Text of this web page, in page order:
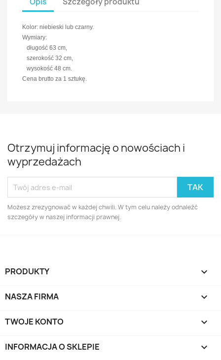
Kolor: niebieski lub czarny.
Wymiary:
długość 63 cm,
szerokość 32 cm,
wysokość 48 cm.
Cena brutto za 1 sztukę.
Otrzymuj informację o nowościach i
wyprzedażach
Możesz zrezygnować w każdej chwili. W tym celu należy odnaleźć
szczegóły w naszej informacji prawnej.
PRODUKTY 
NASZA FIRMA 
TWOJE KONTO 
INFORMACJA O SKLEPIE keyboard_arrow_down